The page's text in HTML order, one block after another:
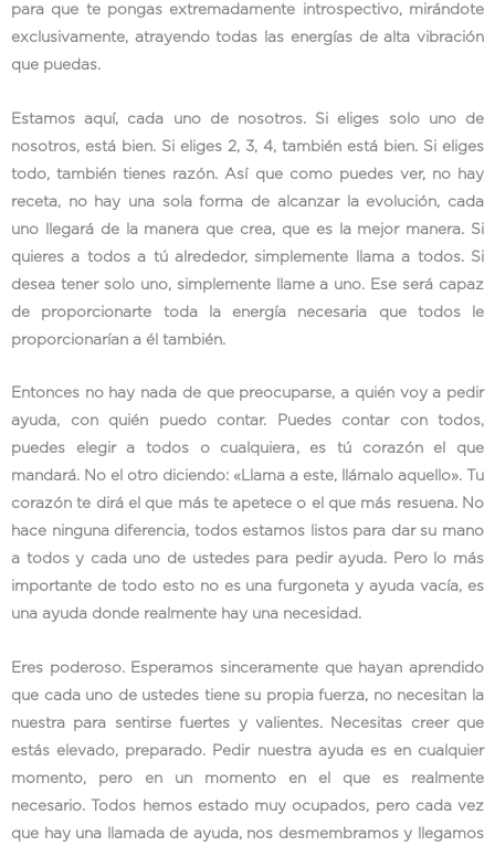
para que te pongas extremadamente introspectivo, mirándote
exclusivamente, atrayendo todas las energías de alta vibración
que puedas.
Estamos aquí, cada uno de nosotros. Si eliges solo uno de
nosotros, está bien. Si eliges 2, 3, 4, también está bien. Si eliges
todo, también tienes razón. Así que como puedes ver, no hay
receta, no hay una sola forma de alcanzar la evolución, cada
uno llegará de la manera que crea, que es la mejor manera. Si
quieres a todos a tú alrededor, simplemente llama a todos. Si
desea tener solo uno, simplemente llame a uno. Ese será capaz
de proporcionarte toda la energía necesaria que todos le
proporcionarían a él también.
Entonces no hay nada de que preocuparse, a quién voy a pedir
ayuda, con quién puedo contar. Puedes contar con todos,
puedes elegir a todos o cualquiera, es tú corazón el que
mandará. No el otro diciendo: «Llama a este, llámalo aquello». Tu
corazón te dirá el que más te apetece o el que más resuena. No
hace ninguna diferencia, todos estamos listos para dar su mano
a todos y cada uno de ustedes para pedir ayuda. Pero lo más
importante de todo esto no es una furgoneta y ayuda vacía, es
una ayuda donde realmente hay una necesidad.
Eres poderoso. Esperamos sinceramente que hayan aprendido
que cada uno de ustedes tiene su propia fuerza, no necesitan la
nuestra para sentirse fuertes y valientes. Necesitas creer que
estás elevado, preparado. Pedir nuestra ayuda es en cualquier
momento, pero en un momento en el que es realmente
necesario. Todos hemos estado muy ocupados, pero cada vez
que hay una llamada de ayuda, nos desmembramos y llegamos